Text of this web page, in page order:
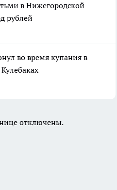
в Нижегородской
рублей
во время купания в
отключены.